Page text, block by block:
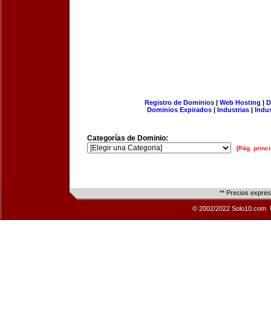
Registro de Dominios| Web Hosting |
Dominios Expirados | Industrias |
Categorías de Dominio:
[Pág.
** Precios
© 2002/2022 Solo10.com